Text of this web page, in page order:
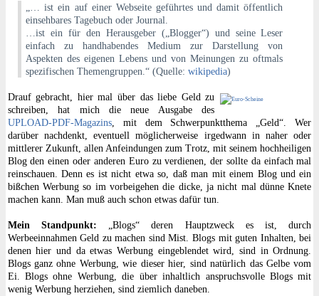
„… ist ein auf einer Webseite geführtes und damit öffentlich
einsehbares Tagebuch oder Journal.
…ist ein für den Herausgeber („Blogger“) und seine Leser
einfach zu handhabendes Medium zur Darstellung von
Aspekten des eigenen Lebens und von Meinungen zu oftmals
spezifischen Themengruppen.“ (Quelle:wikipedia)
Drauf gebracht, hier mal über das liebe Geld zu
schreiben, hat mich die neue Ausgabe des
UPLOAD-PDF-Magazins, mit dem Schwerpunktthema „Geld“. Wer
darüber nachdenkt, eventuell möglicherweise irgedwann in naher oder
mittlerer Zukunft, allen Anfeindungen zum Trotz, mit seinem hochheiligen
Blog den einen oder anderen Euro zu verdienen, der sollte da einfach mal
reinschauen. Denn es ist nicht etwa so, daß man mit einem Blog und ein
bißchen Werbung so im vorbeigehen die dicke, ja nicht mal dünne Knete
machen kann. Man muß auch schon etwas dafür tun.
Mein Standpunkt: „Blogs“ deren Hauptzweck es ist, durch
Werbeeinnahmen Geld zu machen sind Mist. Blogs mit guten Inhalten, bei
denen hier und da etwas Werbung eingeblendet wird, sind in Ordnung.
Blogs ganz ohne Werbung, wie dieser hier, sind natürlich das Gelbe vom
Ei. Blogs ohne Werbung, die über inhaltlich anspruchsvolle Blogs mit
wenig Werbung herziehen, sind ziemlich daneben.